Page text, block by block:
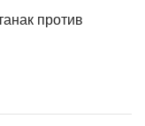
против